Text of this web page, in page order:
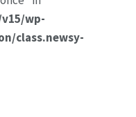
wp-
class.newsy-